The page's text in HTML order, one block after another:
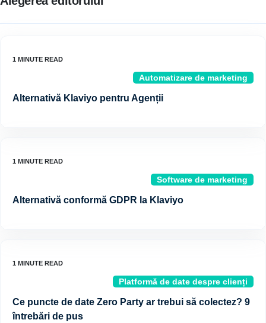
Automatizare de marketing
Alternativă Klaviyo pentru Agenții
Software de marketing
Alternativă conformă GDPR la Klaviyo
Platformă de date despre clienți
Ce puncte de date Zero Party ar trebui să colectez? 9
întrebări de pus